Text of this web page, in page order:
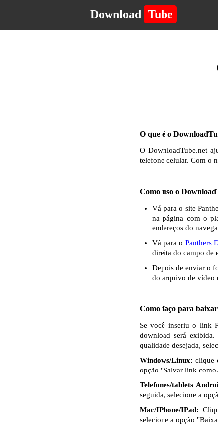
Download Tube
O que é o
O DownloadTube.net
telefone celular. Com o
Como uso o
Vá para o site
na página com o
endereços do
Vá para o Panthers
direita do campo de
Depois de enviar o
do arquivo de vídeo
Como faço para
Se você inseriu o link
download será
qualidade desejada,
Windows/Linux: clique
opção "Salvar link
Telefones/tablets
seguida, selecione a
Mac/IPhone/IPad:
selecione a opção